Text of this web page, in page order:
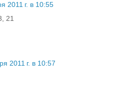
2011 г. в 10:55
21
2011 г. в 10:57